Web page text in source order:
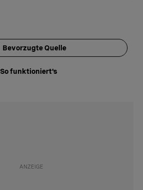
Bevorzugte Quelle
So funktioniert's